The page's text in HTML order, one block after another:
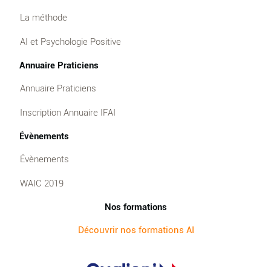
La méthode
AI et Psychologie Positive
Annuaire Praticiens
Annuaire Praticiens
Inscription Annuaire IFAI
Évènements
Évènements
WAIC 2019
Nos formations
Découvrir nos formations AI